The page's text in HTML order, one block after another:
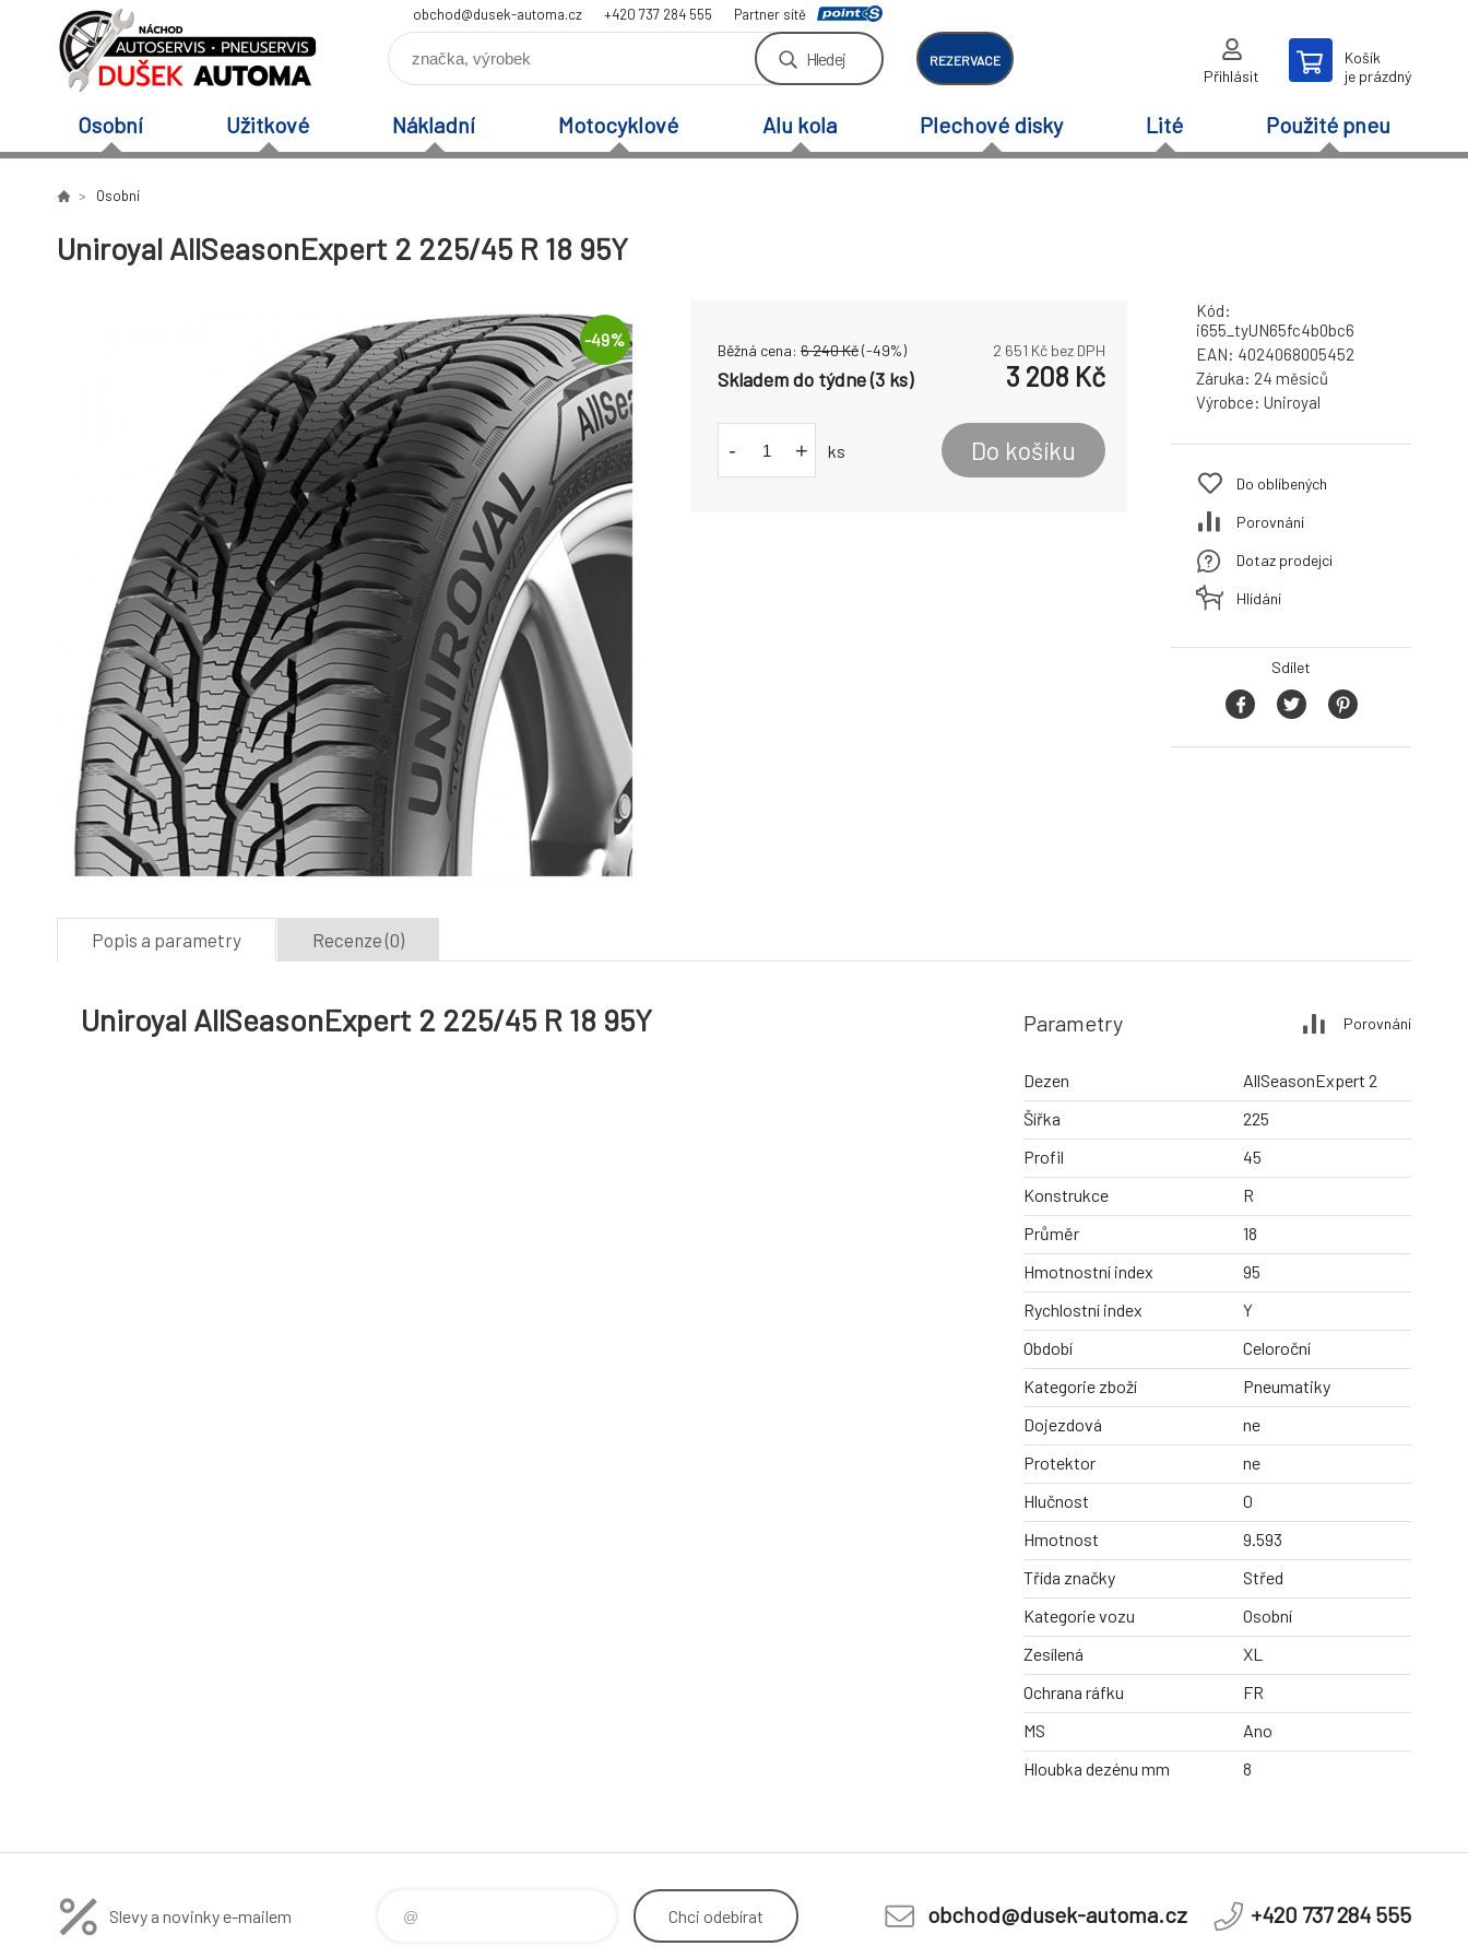
obchod@dusek-automa.cz +420 737 284 555 Partner sítě
Hledej REZERVACE
Přihlásit
Košík
je prázdný
Osobní Užitkové Nákladní Motocyklové Alu kola Plechové disky Lité Použité pneu
Osobní
Uniroyal AllSeasonExpert 2 225/45 R 18 95Y
-49%
Běžná cena: 6 240Kč(-49%) 2 651 Kč bez DPH
Skladem do týdne (3 ks) 3 208 Kč
- + ks Do košíku
Kód:
i655_tyUN65fc4b0bc6
EAN: 4024068005452
Záruka: 24 měsíců
Výrobce: Uniroyal
Do oblíbených
Porovnání
Dotaz prodejci
Hlídání
Sdílet
Popis a parametry Recenze (0)
Uniroyal AllSeasonExpert 2 225/45 R 18 95Y Parametry Porovnání
Dezen
AllSeasonExpert 2
Šířka
225
Profil
45
Konstrukce
R
Průměr
18
Hmotnostní index
95
Rychlostní index
Y
Období
Celoroční
Kategorie zboží
Pneumatiky
Dojezdová
ne
Protektor
ne
Hlučnost
0
Hmotnost
9.593
Třída značky
Střed
Kategorie vozu
Osobní
Zesílená
XL
Ochrana ráfku
FR
MS
Ano
Hloubka dezénu mm
8
Slevy a novinky e-mailem Chci odebírat obchod@dusek-automa.cz +420 737 284 555